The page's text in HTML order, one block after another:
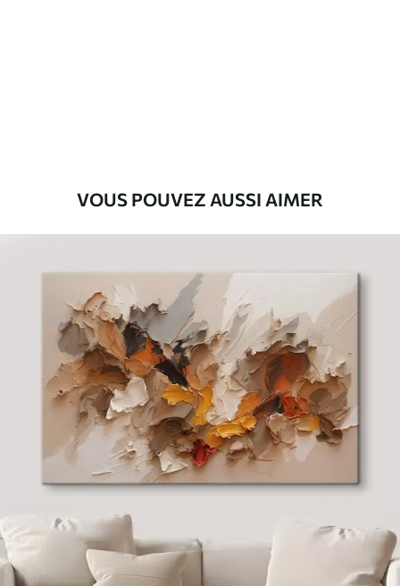
VOUS POUVEZ AUSSI AIMER